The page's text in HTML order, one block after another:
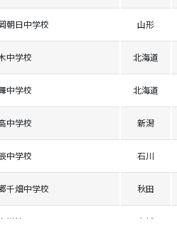
朝日中学校 山形
中学校 北海道
中学校 北海道
中学校 新潟
中学校 石川
千畑中学校 秋田
学校 宮城